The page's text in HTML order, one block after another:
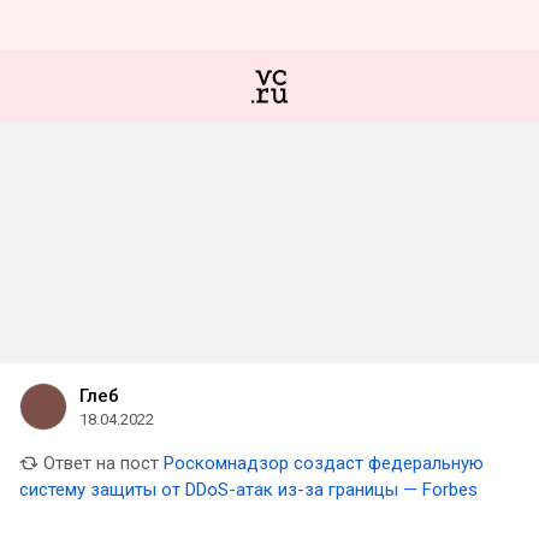
Глеб
18.04.2022
Ответ на пост Роскомнадзор создаст федеральную
систему защиты от DDoS-атак из-за границы — Forbes